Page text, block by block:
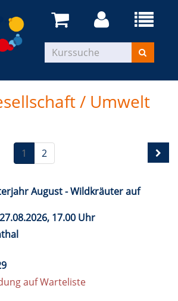
/ Umwelt
1 2
August - Wildkräuter auf
27.08.2026, 17.00 Uhr
auf Warteliste